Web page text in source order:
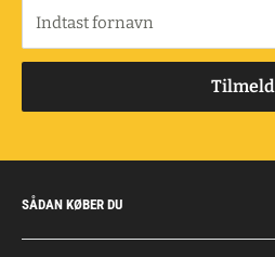
Indtast fornavn
Tilmeld
SÅDAN KØBER DU
Handelsbetingelser